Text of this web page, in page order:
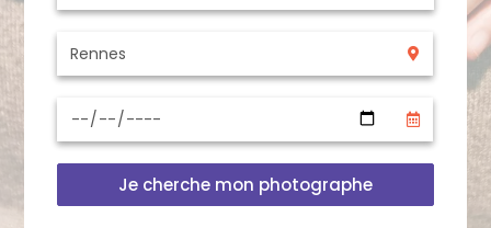
Je cherche mon photographe